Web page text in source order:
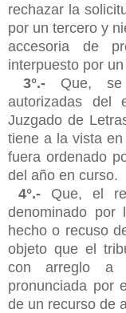
rechazar la
por un tercero y
accesoria de
interpuesto por
3°.-Que, se
autorizadas del
Juzgado de
tiene a la vista
fuera ordenado
del año en curso.
4°.- Que, el
denominado por
hecho o recuso
objeto que el
con arreglo a
pronunciada por
de un recurso de